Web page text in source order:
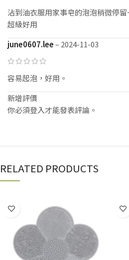
沾到油衣服用家事皂的泡泡稍微停
超級好用
june0607.lee–2024-11-03
容易起泡，好用。
新增評價
你必須登入才能發表評論。
RELATED PRODUCTS